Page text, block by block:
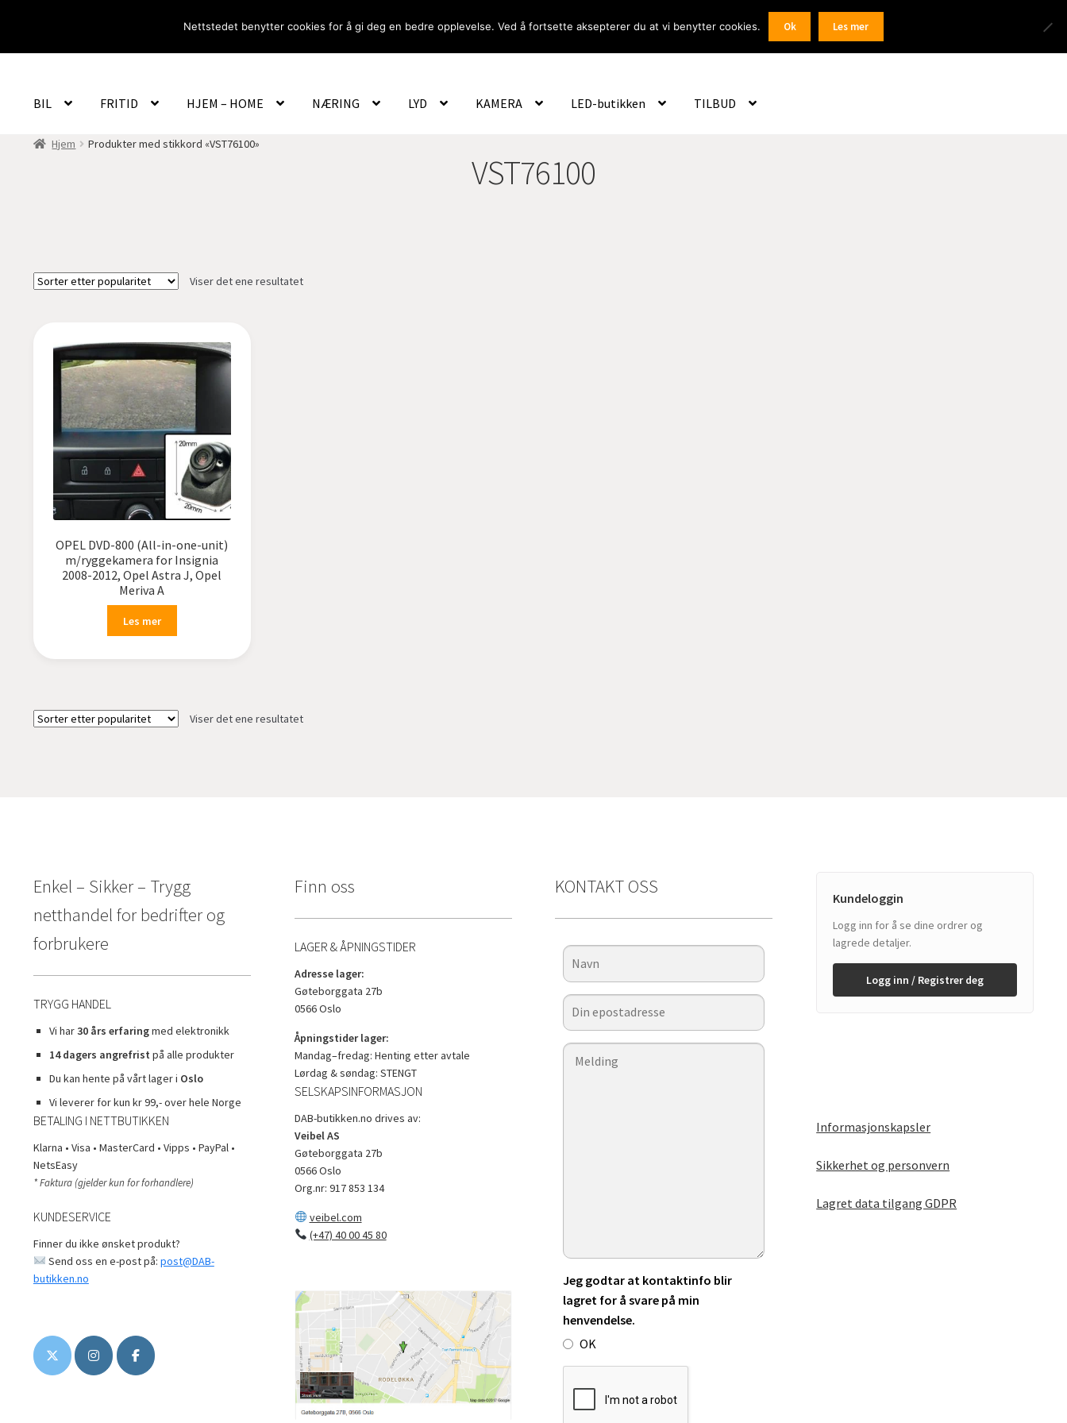
Om Oss Logg inn / Registrer
Products
search
BIL FRITID HJEM – HOME NÆRING LYD KAMERA LED-butikken TILBUD
Hjem Produkter med stikkord «VST76100»
VST76100
Viser det ene resultatet
OPEL DVD-800 (All-in-one-unit)
m/ryggekamera for Insignia
2008-2012, Opel Astra J, Opel
Meriva A
Les mer
Viser det ene resultatet
Enkel – Sikker – Trygg
netthandel for bedrifter og
forbrukere
TRYGG HANDEL
Vi har30 års erfaringmed elektronikk
14 dagers angrefrist på alle produkter
Du kan hente på vårt lager i Oslo
Vi leverer for kun kr 99,- over hele Norge
BETALING I NETTBUTIKKEN
Klarna • Visa • MasterCard • Vipps • PayPal •
NetsEasy
* Faktura (gjelder kun for forhandlere)
KUNDESERVICE
Finner du ikke ønsket produkt?
Send oss en e-post på: post@DAB-
butikken.no
Finn oss
LAGER & ÅPNINGSTIDER
Adresse lager:
Gøteborggata 27b
0566 Oslo
Åpningstider lager:
Mandag–fredag: Henting etter avtale
Lørdag & søndag: STENGT
SELSKAPSINFORMASJON
DAB-butikken.no drives av:
Veibel AS
Gøteborggata 27b
0566 Oslo
Org.nr: 917 853 134
veibel.com
(+47) 40 00 45 80
KONTAKT OSS
Jeg godtar at kontaktinfo blir
lagret for å svare på min
henvendelse.
OK
Kundeloggin
Logg inn for å se dine ordrer og
lagrede detaljer.
Logg inn / Registrer deg
Informasjonskapsler
Sikkerhet og personvern
Lagret data tilgang GDPR
Nettstedet benytter cookies for å gi deg en bedre opplevelse. Ved å fortsette aksepterer du at vi benytter cookies. Ok Les mer